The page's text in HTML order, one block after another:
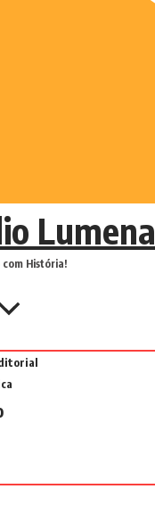
Lumena
com História!